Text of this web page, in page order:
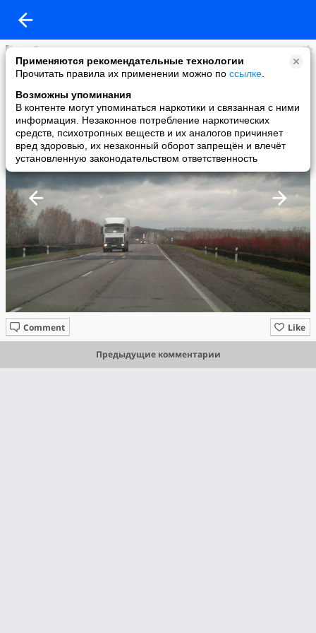
Применяются рекомендательные технологии
Прочитать правила их применении можно по ссылке
Возможны упоминания
В контенте могут упоминаться наркотики и связанная с ними
информация. Незаконное потребление наркотических
средств, психотропных веществ и их аналогов причиняет
вред здоровью, их незаконный оборот запрещён и влечёт
установленную законодательством ответственность
Оленька
added a photo
12 Nov в 11:13
Like
Comment
Предыдущие комментарии